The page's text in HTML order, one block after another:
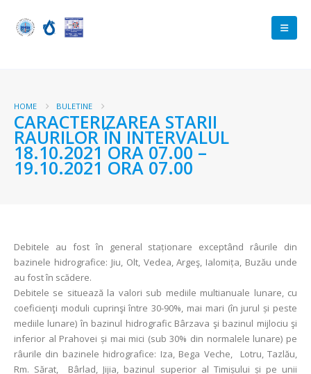
HOME BULETINE
CARACTERIZAREA STARII
RAURILOR ÎN INTERVALUL
18.10.2021 ORA 07.00 –
19.10.2021 ORA 07.00
Debitele au fost în general staționare exceptând râurile din
bazinele hidrografice: Jiu, Olt, Vedea, Argeş, Ialomița, Buzău unde
au fost în scădere.
Debitele se situează la valori sub mediile multianuale lunare, cu
coeficienţi moduli cuprinşi între 30-90%, mai mari (în jurul și peste
mediile lunare) în bazinul hidrografic Bârzava şi bazinul mijlociu şi
inferior al Prahovei și mai mici (sub 30% din normalele lunare) pe
râurile din bazinele hidrografice: Iza, Bega Veche, Lotru, Tazlău,
Rm. Sărat, Bârlad, Jijia, bazinul superior al Timișului și pe unii